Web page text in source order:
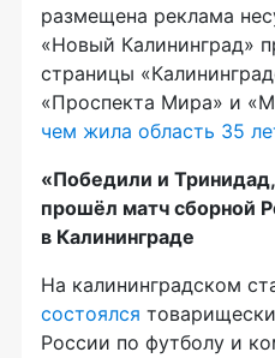
размещена реклама
«Новый Калининград»
страницы
«Проспекта Мира» и
чем жила область 35
«Победили и
прошёл матч сборной
в Калининграде
На калининградском
состоялся
России по футболу и